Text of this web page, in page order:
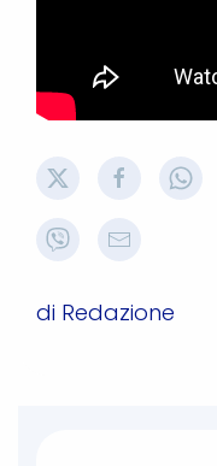
di Redazione